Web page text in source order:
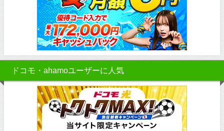
ドコモ・ahamoユーザーに人気